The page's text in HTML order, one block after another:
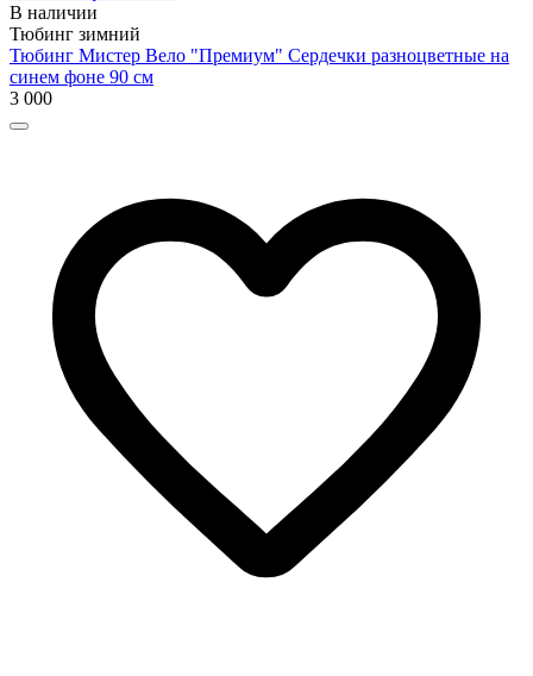
В наличии
Тюбинг зимний
Тюбинг Мистер Вело "Премиум" Сердечки разноцветные на
синем фоне 90 см
3 000